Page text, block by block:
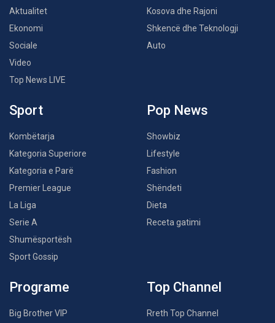
Aktualitet
Ekonomi
Sociale
Video
Top News LIVE
Kosova dhe Rajoni
Shkencë dhe Teknologji
Auto
Sport
Kombëtarja
Kategoria Superiore
Kategoria e Parë
Premier League
La Liga
Serie A
Shumësportësh
Sport Gossip
Pop News
Showbiz
Lifestyle
Fashion
Shëndeti
Dieta
Receta gatimi
Programe
Big Brother VIP
Top Channel
Rreth Top Channel